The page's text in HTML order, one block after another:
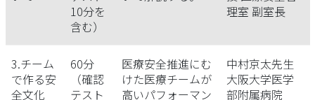
10分を
含む）
理室 副室長
3.チーム
で作る安
全文化
60分
（確認
テスト
医療安全推進にむ
けた医療チームが
高いパフォーマン
中村京太先生
大阪大学医学
部附属病院